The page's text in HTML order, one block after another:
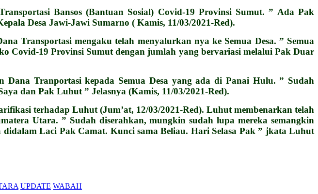
Bansos (Bantuan Sosial) Covid-19 Provinsi Sumut. ” Ada Pak
Desa Jawi-Jawi Sumarno ( Kamis, 11/03/2021-Red).
Transportasi mengaku telah menyalurkan nya ke Semua Desa. ” Semua
Covid-19 Provinsi Sumut dengan jumlah yang bervariasi melalui Pak Duar
Tranportasi kepada Semua Desa yang ada di Panai Hulu. ” Sudah
dan Pak Luhut ” Jelasnya (Kamis, 11/03/2021-Red).
terhadap Luhut (Jum’at, 12/03/2021-Red). Luhut membenarkan telah
Utara. ” Sudah diserahkan, mungkin sudah lupa mereka semangkin
Laci Pak Camat. Kunci sama Beliau. Hari Selasa Pak ” jkata Luhut
UPDATE WABAH